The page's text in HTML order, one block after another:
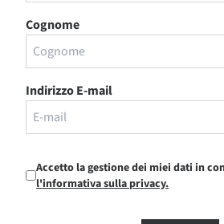
Cognome
Indirizzo E-mail
Accetto la gestione dei miei dati in
l'informativa sulla privacy.